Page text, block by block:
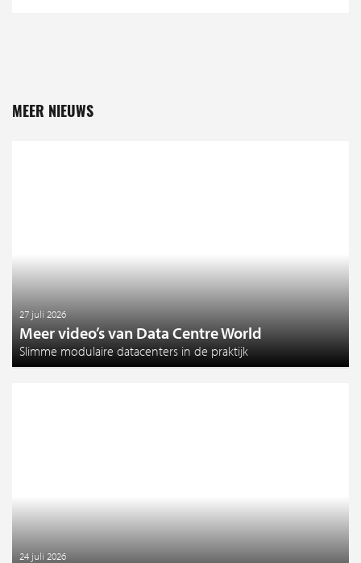
MEER NIEUWS
27 juli 2026
Meer video’s van Data Centre World
Slimme modulaire datacenters in de praktijk
24 juli 2026